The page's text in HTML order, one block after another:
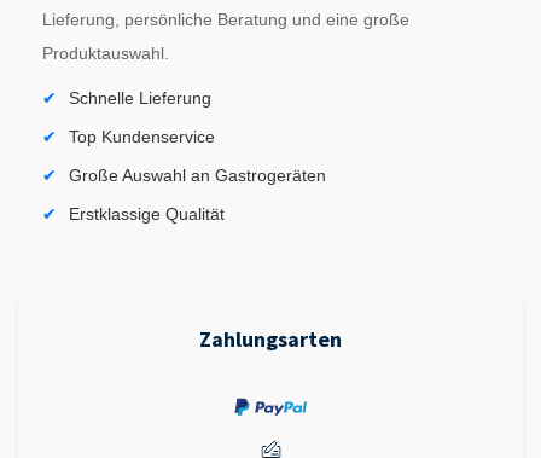
Lieferung, persönliche Beratung und eine große
Produktauswahl.
Schnelle Lieferung
Top Kundenservice
Große Auswahl an Gastrogeräten
Erstklassige Qualität
Zahlungsarten